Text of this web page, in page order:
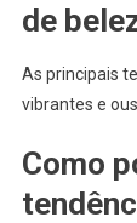
de
As principais
vibrantes e
Como